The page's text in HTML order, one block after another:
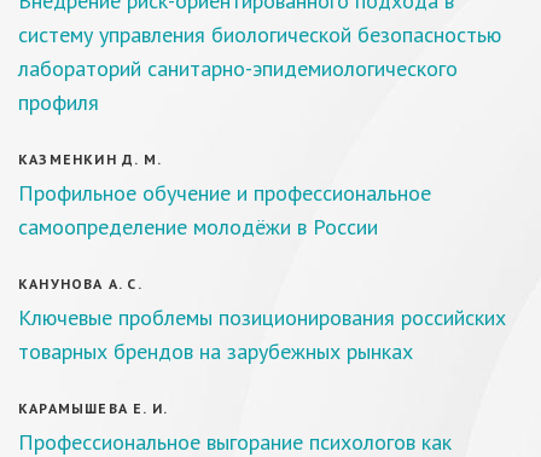
систему управления биологической безопасностью
лабораторий санитарно-эпидемиологического
профиля
КАЗМЕНКИН Д. М.
Профильное обучение и профессиональное
самоопределение молодёжи в России
КАНУНОВА А. С.
Ключевые проблемы позиционирования российских
товарных брендов на зарубежных рынках
КАРАМЫШЕВА Е. И.
Профессиональное выгорание психологов как